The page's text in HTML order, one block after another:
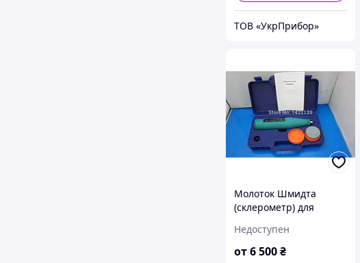
ТОВ «УкрПрибор»
Молоток Шмидта
(склерометр) для
МШ-75 / МШ-25
Недоступен
от6 500₴